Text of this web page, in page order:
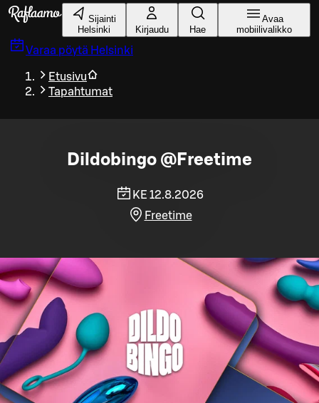
Siirry pääsisältöön
Sijainti
Helsinki
Kirjaudu Hae
Avaa
mobiilivalikko
Varaa pöytä Helsinki
Etusivu
Tapahtumat
Dildobingo @Freetime
KE 12.8.2026
Freetime